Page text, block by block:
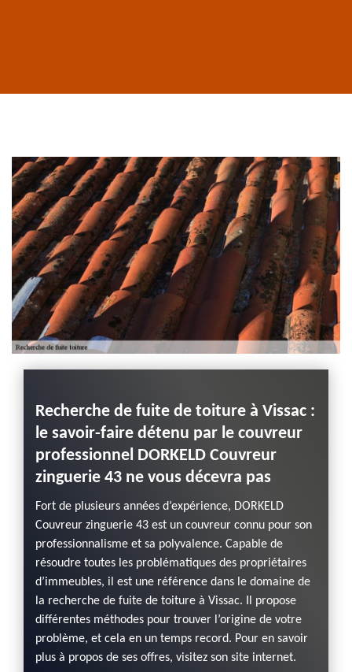
de rive 43
Haute-Loire
Recherche de fuite de toiture à Vissac :
le savoir-faire détenu par le couvreur
professionnel DORKELD Couvreur
zinguerie 43 ne vous décevra pas
Fort de plusieurs années d’expérience, DORKELD
Couvreur zinguerie 43 est un couvreur connu pour son
professionnalisme et sa polyvalence. Capable de
résoudre toutes les problématiques des propriétaires
d’immeubles, il est une référence dans le domaine de
la recherche de fuite de toiture à Vissac. Il propose
différentes méthodes pour trouver l’origine de votre
problème, et cela en un temps record. Pour en savoir
plus à propos de ses offres, visitez son site internet.